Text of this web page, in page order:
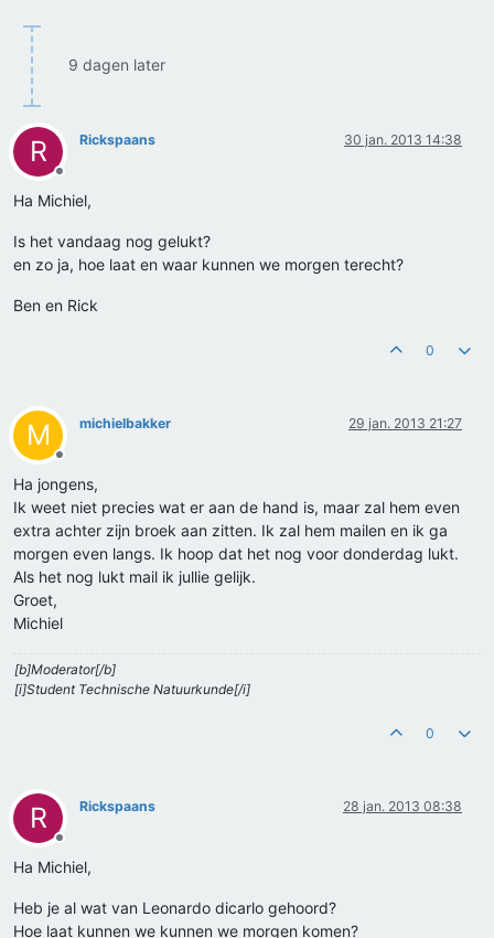
9 dagen later
R
Offline
Rickspaans 30 jan. 2013 14:38
Ha Michiel,
Is het vandaag nog gelukt?
en zo ja, hoe laat en waar kunnen we morgen terecht?
Ben en Rick
0
M
Offline
michielbakker 29 jan. 2013 21:27
Ha jongens,
Ik weet niet precies wat er aan de hand is, maar zal hem even
extra achter zijn broek aan zitten. Ik zal hem mailen en ik ga
morgen even langs. Ik hoop dat het nog voor donderdag lukt.
Als het nog lukt mail ik jullie gelijk.
Groet,
Michiel
[b]Moderator[/b]
[i]Student Technische Natuurkunde[/i]
0
R
Offline
Rickspaans 28 jan. 2013 08:38
Ha Michiel,
Heb je al wat van Leonardo dicarlo gehoord?
Hoe laat kunnen we kunnen we morgen komen?